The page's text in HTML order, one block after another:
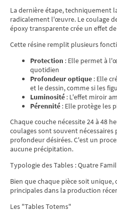
La dernière étape, techniquement
radicalement l'œuvre. Le coulage
époxy transparente crée un effet
Cette résine remplit plusieurs
Protection : Elle permet à
quotidien
Profondeur optique : Elle
et le dessin, comme si les
Luminosité : L'effet miroir
Pérennité : Elle protège les
Chaque couche nécessite 24 à 48
coulages sont souvent
profondeur désirées. C'est un
aucune précipitation.
Typologie des Tables : Quatre
Bien que chaque pièce soit
principales dans la production
Les "Tables Totems"